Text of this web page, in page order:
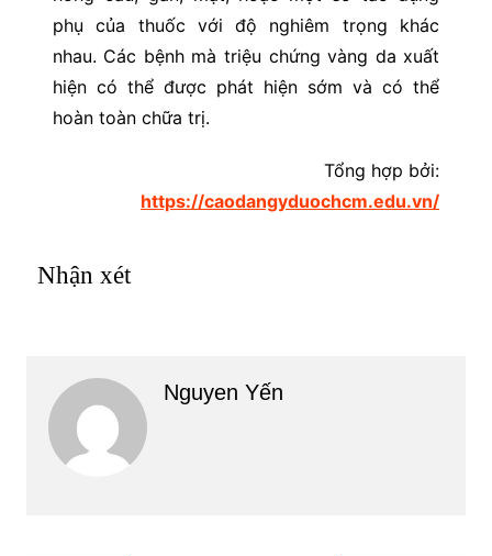
phụ của thuốc với độ nghiêm trọng khác
nhau. Các bệnh mà triệu chứng vàng da xuất
hiện có thể được phát hiện sớm và có thể
hoàn toàn chữa trị.
Tổng hợp bởi:
https://caodangyduochcm.edu.vn/
Nhận xét
Nguyen Yến